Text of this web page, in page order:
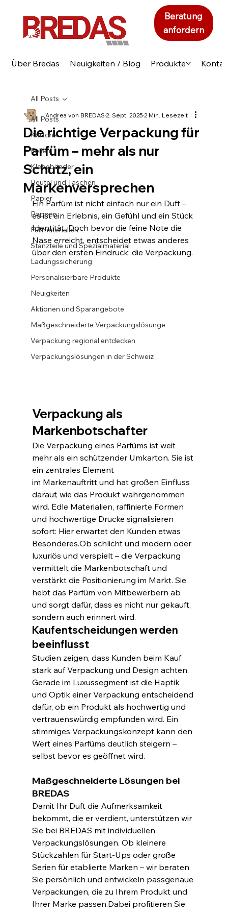
Über Bredas Neuigkeiten / Blog Produkte
Beratung
anfordern
All Posts
Kartons
Folien
Klebebänder
Beutel und Taschen
Papier
Pappen
Füllmaterialien
Stanzteile und Spezialmaterial
Ladungssicherung
Personalisierbare Produkte
Neuigkeiten
Aktionen und Sparangebote
Maßgeschneiderte Verpackungslösunge
Verpackung regional entdecken
Verpackungslösungen in der Schweiz
All Posts
Die richtige Verpackung für
Parfüm – mehr als nur
Schutz, ein
Markenversprechen
Andrea von BREDAS2. Sept. 20252 Min. Lesezeit
Ein Parfüm ist nicht einfach nur ein Duft –
es ist ein Erlebnis, ein Gefühl und ein Stück
Identität. Doch bevor die feine Note die
Nase erreicht, entscheidet etwas anderes
über den ersten Eindruck: die Verpackung.
Verpackung als
Markenbotschafter
Die Verpackung eines Parfüms ist weit
mehr als ein schützender Umkarton. Sie ist
ein zentrales Element
im Markenauftritt und hat großen Einfluss
darauf, wie das Produkt wahrgenommen
wird. Edle Materialien, raffinierte Formen
und hochwertige Drucke signalisieren
sofort: Hier erwartet den Kunden etwas
Besonderes.Ob schlicht und modern oder
luxuriös und verspielt – die Verpackung
vermittelt die Markenbotschaft und
verstärkt die Positionierung im Markt. Sie
hebt das Parfüm von Mitbewerbern ab
und sorgt dafür, dass es nicht nur gekauft,
sondern auch erinnert wird.
Kaufentscheidungen werden
beeinflusst
Studien zeigen, dass Kunden beim Kauf
stark auf Verpackung und Design achten.
Gerade im Luxussegment ist die Haptik
und Optik einer Verpackung entscheidend
dafür, ob ein Produkt als hochwertig und
vertrauenswürdig empfunden wird. Ein
stimmiges Verpackungskonzept kann den
Wert eines Parfüms deutlich steigern –
selbst bevor es geöffnet wird.
Maßgeschneiderte Lösungen bei
BREDAS
Damit Ihr Duft die Aufmerksamkeit
bekommt, die er verdient, unterstützen wir
Sie bei BREDAS mit individuellen
Verpackungslösungen. Ob kleinere
Stückzahlen für Start-Ups oder große
Serien für etablierte Marken – wir beraten
Sie persönlich und entwickeln passgenaue
Verpackungen, die zu Ihrem Produkt und
Ihrer Marke passen.Dabei profitieren Sie